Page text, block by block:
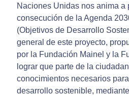
Naciones Unidas nos anima a
consecución de la Agenda
(Objetivos de Desarrollo
general de este proyecto,
por la Fundación Mainel y la
lograr que parte de la
conocimientos necesarios
desarrollo sostenible,